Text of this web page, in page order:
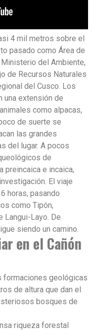
4 mil metros sobre el
pasado como Área de
del Ambiente,
de Recursos Naturales
del Cusco. Los
una extensión de
como alpacas,
de suerte se
las grandes
del lugar. A pocos
de
preincaica e incaica,
El viaje
horas, pasando
como Tipón,
Langui-Layo. De
siendo un camino.
en el Cañón
formaciones geológicas
de altura que dan el
bosques de
riqueza forestal